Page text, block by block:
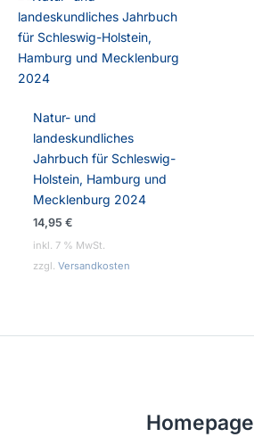
Natur- und
landeskundliches
Jahrbuch für Schleswig-
Holstein, Hamburg und
Mecklenburg 2024
14,95 €
inkl. 7 % MwSt.
zzgl. Versandkosten
Homepage